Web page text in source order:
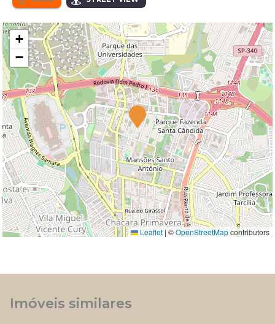
+
−
Leaflet | ©OpenStreetMapcontributors
Imóveis similares